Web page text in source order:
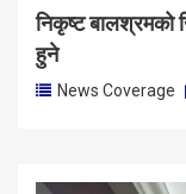
निकृष्ट बालश्रमको
हुने
News Coverage